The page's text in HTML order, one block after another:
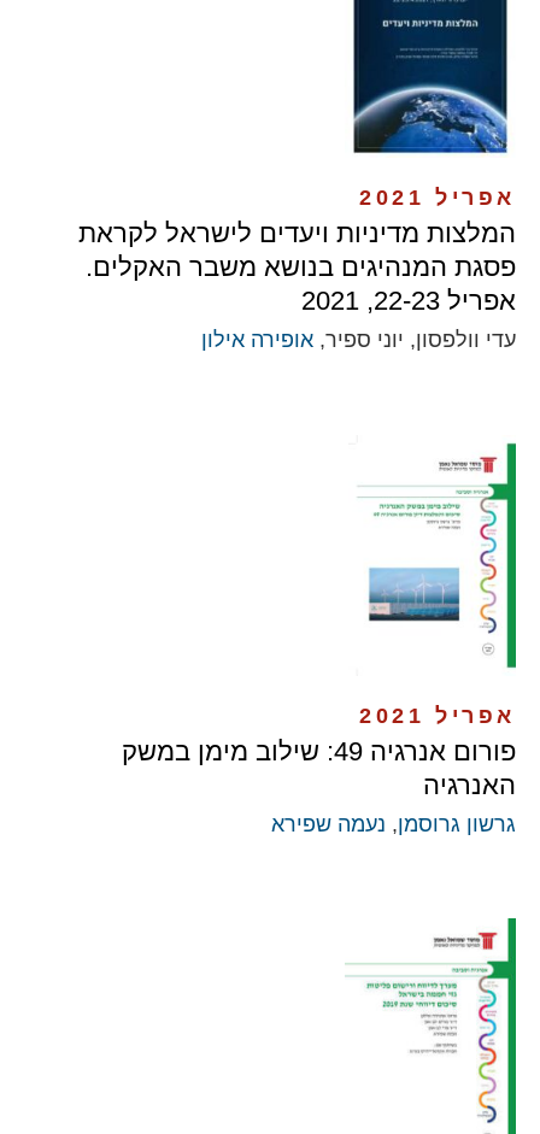
אפריל 2021
המלצות מדיניות ויעדים לישראל לקראת
פסגת המנהיגים בנושא משבר האקלים.
אפריל 22-23, 2021
עדי וולפסון, יוני ספיר, אופירה אילון
אפריל 2021
פורום אנרגיה 49: שילוב מימן במשק
האנרגיה
גרשון גרוסמן, נעמה שפירא